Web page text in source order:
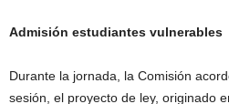
Admisión estudiantes vulnerables
Durante la jornada, la Comisión
sesión, el proyecto de ley, originado